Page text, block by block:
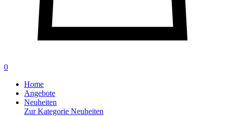
0
Home
Angebote
Neuheiten
Zur Kategorie Neuheiten